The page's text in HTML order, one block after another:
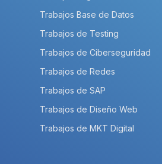
Trabajos Base de Datos
Trabajos de Testing
Trabajos de Ciberseguridad
Trabajos de Redes
Trabajos de SAP
Trabajos de Diseño Web
Trabajos de MKT Digital